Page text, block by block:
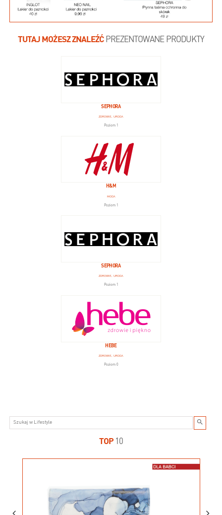
TUTAJ MOŻESZ ZNALEŹĆPREZENTOWANE PRODUKTY
SEPHORA
ZDROWIE, URODA
Poziom 1
H&M
MODA
Poziom 1
SEPHORA
ZDROWIE, URODA
Poziom 1
HEBE
ZDROWIE, URODA
Poziom 0
TOP 10